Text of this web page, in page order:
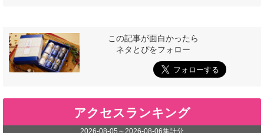
この記事が面白かったら
ネタとぴをフォロー
アクセスランキング
2026-08-05 ～ 2026-08-06集計分